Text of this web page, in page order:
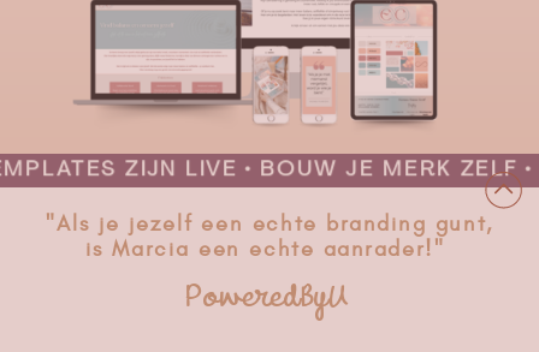
ZIJN LIVE • BOUW JE MERK ZELF •
~PoweredByU ~
"Als je jezelf een echte branding gunt,
is Marcia een echte aanrader!"